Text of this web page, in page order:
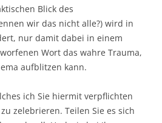
Blick des
wir das nicht alle?) wird in
nur damit dabei in einem
Wort das wahre Trauma,
aufblitzen kann.
ich Sie hiermit verpflichten
zelebrieren. Teilen Sie es sich